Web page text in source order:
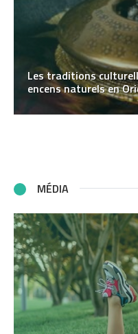
Les traditions
encens naturels en
MÉDIA